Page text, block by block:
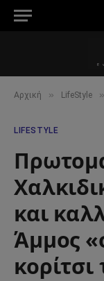
Αρχική » LifeStyle »
LIFESTYLE
και
Άμμος